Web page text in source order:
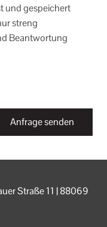
und gespeichert
streng
Beantwortung
Anfrage senden
Straße 11 | 88069